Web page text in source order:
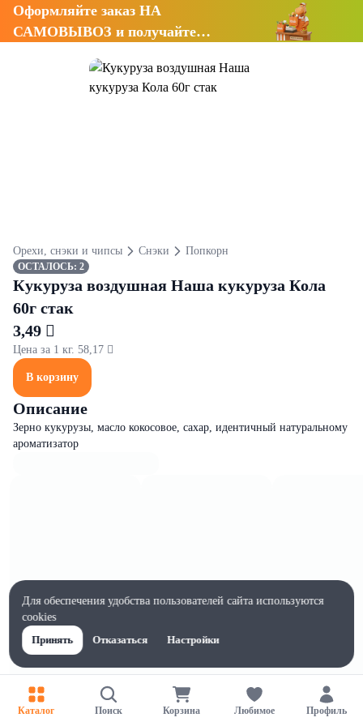
Оформляйте заказ НА
САМОВЫВОЗ и получайте
Орехи, снэки и чипсы Снэки Попкорн
ОСТАЛОСЬ: 2
Кукуруза воздушная Наша кукуруза Кола
60г стак
3,49 
Цена за 1 кг. 58,17 
В корзину
Описание
Зерно кукурузы, масло кокосовое, сахар, идентичный натуральному
ароматизатор
Характеристики
Каталог Поиск Корзина Любимое Профиль
Для обеспечения удобства пользователей сайта используются
cookies
Принять
Отказаться Настройки